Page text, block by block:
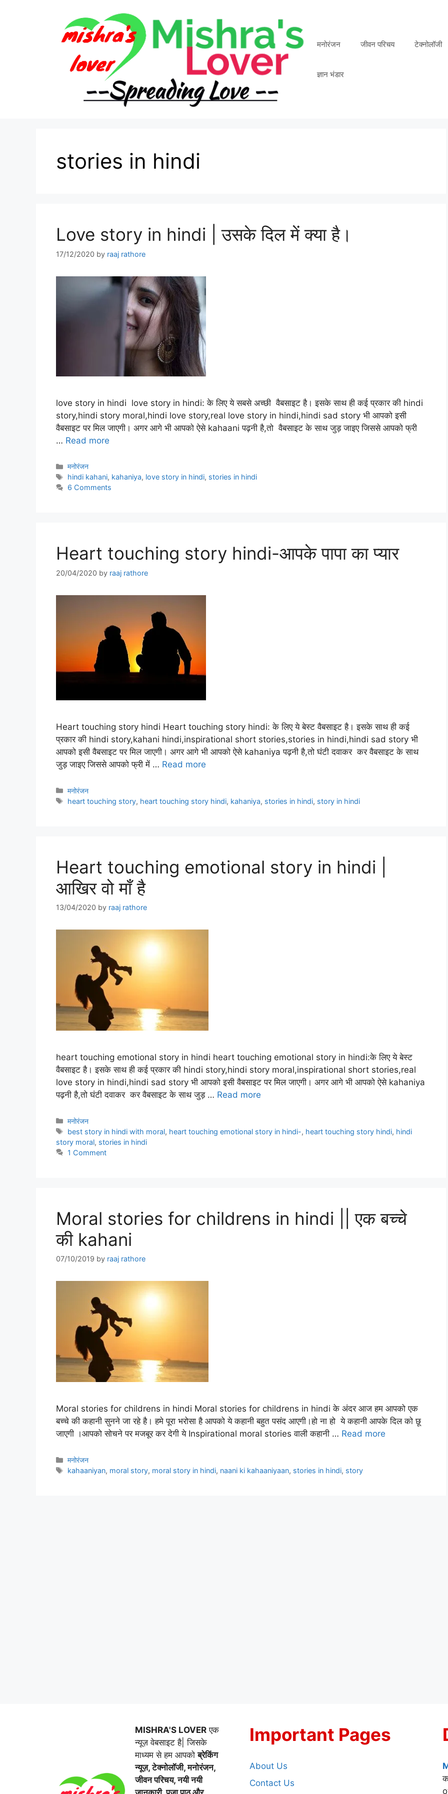
मनोरंजन जीवन परिचय टेक्नोलॉजी
ज्ञान भंडार
stories in hindi
Love story in hindi | उसके दिल में क्या है।
17/12/2020 by raaj rathore
love story in hindi love story in hindi: के लिए ये सबसे अच्छी वैबसाइट है। इसके साथ ही कई प्रकार की hindi
story,hindi story moral,hindi love story,real love story in hindi,hindi sad story भी आपको इसी
वैबसाइट पर मिल जाएगी। अगर आगे भी आपको ऐसे kahaani पढ़नी है,तो वैबसाइट के साथ जुड़ जाइए जिससे आपको फ्री
… Read more
Categories
मनोरंजन
Tags
hindi kahani, kahaniya, love story in hindi, stories in hindi
6 Comments
Heart touching story hindi-आपके पापा का प्यार
20/04/2020 by raaj rathore
Heart touching story hindi Heart touching story hindi: के लिए ये बेस्ट वैबसाइट है। इसके साथ ही कई
प्रकार की hindi story,kahani hindi,inspirational short stories,stories in hindi,hindi sad story भी
आपको इसी वैबसाइट पर मिल जाएगी। अगर आगे भी आपको ऐसे kahaniya पढ़नी है,तो घंटी दवाकर कर वैबसाइट के साथ
जुड़ जाइए जिससे आपको फ्री में … Read more
Categories
मनोरंजन
Tags
heart touching story, heart touching story hindi, kahaniya, stories in hindi, story in hindi
Heart touching emotional story in hindi |
आखिर वो माँ है
13/04/2020 by raaj rathore
heart touching emotional story in hindi heart touching emotional story in hindi:के लिए ये बेस्ट
वैबसाइट है। इसके साथ ही कई प्रकार की hindi story,hindi story moral,inspirational short stories,real
love story in hindi,hindi sad story भी आपको इसी वैबसाइट पर मिल जाएगी। अगर आगे भी आपको ऐसे kahaniya
पढ़नी है,तो घंटी दवाकर कर वैबसाइट के साथ जुड़ … Read more
Categories
मनोरंजन
Tags
best story in hindi with moral, heart touching emotional story in hindi-, heart touching story hindi, hindi
story moral, stories in hindi
1 Comment
Moral stories for childrens in hindi || एक बच्चे
की kahani
07/10/2019 by raaj rathore
Moral stories for childrens in hindi Moral stories for childrens in hindi के अंदर आज हम आपको एक
बच्चे की कहानी सुनने जा रहे है। हमे पूरा भरोसा है आपको ये कहानी बहुत पसंद आएगी।हो ना हो ये कहानी आपके दिल को छू
जाएगी ।आपको सोचने पर मजबूर कर देगी ये Inspirational moral stories वाली कहानी … Read more
Categories
मनोरंजन
Tags
kahaaniyan, moral story, moral story in hindi, naani ki kahaaniyaan, stories in hindi, story
MISHRA'S LOVER एक
न्यूज़ वेबसाइट है| जिसके
माध्यम से हम आपकोब्रेकिंग
न्यूज़, टेक्नोलॉजी, मनोरंजन,
जीवन परिचय, नयी नयी
Important Pages
About Us
Contact Us